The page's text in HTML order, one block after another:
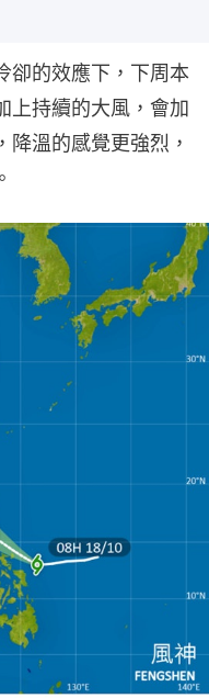
卻的效應下，下周本
上持續的大風，會加
溫的感覺更強烈，